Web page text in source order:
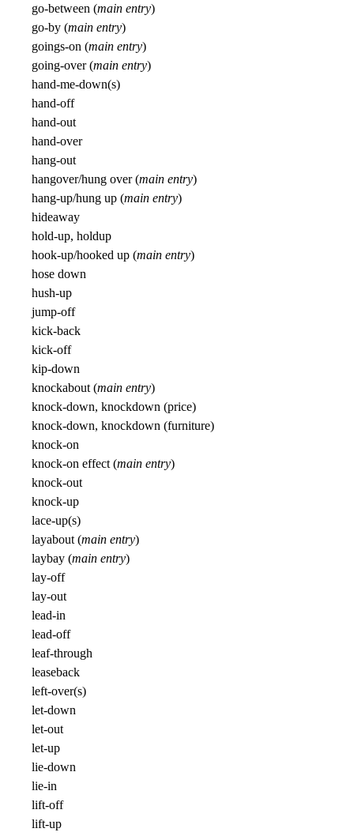
go-between (main entry)
go-by (main entry)
goings-on (main entry)
going-over (main entry)
hand-me-down(s)
hand-off
hand-out
hand-over
hang-out
hangover/hung over (main entry)
hang-up/hung up (main entry)
hideaway
hold-up, holdup
hook-up/hooked up (main entry)
hose down
hush-up
jump-off
kick-back
kick-off
kip-down
knockabout (main entry)
knock-down, knockdown (price)
knock-down, knockdown (furniture)
knock-on
knock-on effect (main entry)
knock-out
knock-up
lace-up(s)
layabout (main entry)
laybay (main entry)
lay-off
lay-out
lead-in
lead-off
leaf-through
leaseback
left-over(s)
let-down
let-out
let-up
lie-down
lie-in
lift-off
lift-up